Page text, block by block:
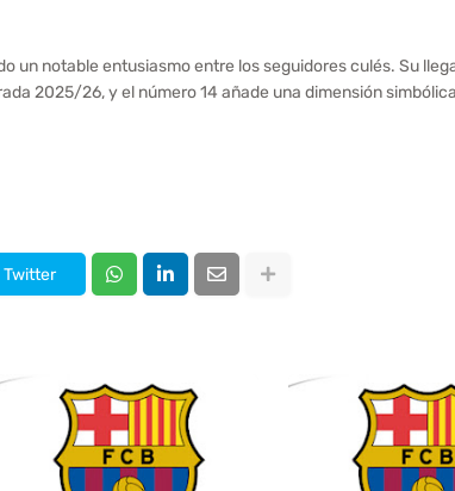
un notable entusiasmo entre los seguidores culés. Su
2025/26, y el número 14 añade una dimensión
Twitter